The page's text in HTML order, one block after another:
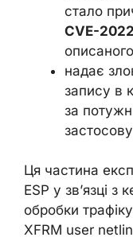
стало
CVE-
надає
запису в
за
Ця частина
ESP у зв’язці з
обробки
XFRM user